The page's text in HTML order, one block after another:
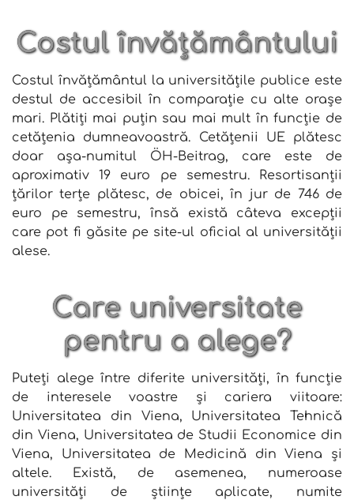
Costul învățământului
Costul învățământul la universitățile publice este
destul de accesibil în comparație cu alte orașe
mari. Plătiți mai puțin sau mai mult în funcție de
cetățenia dumneavoastră. Cetățenii UE plătesc
doar așa-numitul ÖH-Beitrag, care este de
aproximativ 19 euro pe semestru. Resortisanții
țărilor terțe plătesc, de obicei, în jur de 746 de
euro pe semestru, însă există câteva excepții
care pot fi găsite pe site-ul oficial al universității
alese.
Care universitate
pentru a alege?
Puteți alege între diferite universități, în funcție
de interesele voastre și cariera viitoare:
Universitatea din Viena, Universitatea Tehnică
din Viena, Universitatea de Studii Economice din
Viena, Universitatea de Medicină din Viena și
altele. Există, de asemenea, numeroase
universități de științe aplicate, numite